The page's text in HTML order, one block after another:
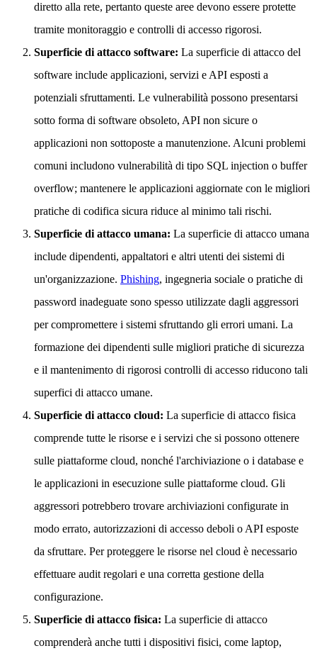
diretto alla rete, pertanto queste aree devono essere protette
tramite monitoraggio e controlli di accesso rigorosi.
Superficie di attacco software: La superficie di attacco del
software include applicazioni, servizi e API esposti a
potenziali sfruttamenti. Le vulnerabilità possono presentarsi
sotto forma di software obsoleto, API non sicure o
applicazioni non sottoposte a manutenzione. Alcuni problemi
comuni includono vulnerabilità di tipo SQL injection o buffer
overflow; mantenere le applicazioni aggiornate con le migliori
pratiche di codifica sicura riduce al minimo tali rischi.
Superficie di attacco umana: La superficie di attacco umana
include dipendenti, appaltatori e altri utenti dei sistemi di
un'organizzazione. Phishing, ingegneria sociale o pratiche di
password inadeguate sono spesso utilizzate dagli aggressori
per compromettere i sistemi sfruttando gli errori umani. La
formazione dei dipendenti sulle migliori pratiche di sicurezza
e il mantenimento di rigorosi controlli di accesso riducono tali
superfici di attacco umane.
Superficie di attacco cloud: La superficie di attacco fisica
comprende tutte le risorse e i servizi che si possono ottenere
sulle piattaforme cloud, nonché l'archiviazione o i database e
le applicazioni in esecuzione sulle piattaforme cloud. Gli
aggressori potrebbero trovare archiviazioni configurate in
modo errato, autorizzazioni di accesso deboli o API esposte
da sfruttare. Per proteggere le risorse nel cloud è necessario
effettuare audit regolari e una corretta gestione della
configurazione.
Superficie di attacco fisica: La superficie di attacco
comprenderà anche tutti i dispositivi fisici, come laptop,